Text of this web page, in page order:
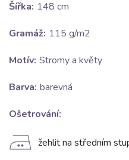
Šířka: 148 cm
Gramáž: 115 g/m2
Motív: Stromy a květy
Barva: barevná
Ošetrování:
E žehlit na středním